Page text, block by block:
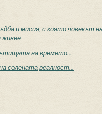
и мисия, с която човекът
живее
на времето...
солената реалност...